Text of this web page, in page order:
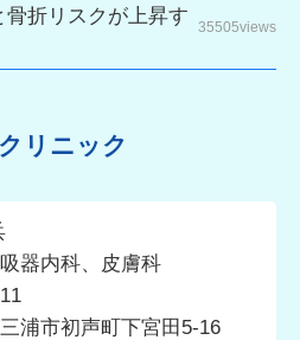
折リスクが上昇す
35505views
リニック
器内科、皮膚科
浦市初声町下宮田5-16